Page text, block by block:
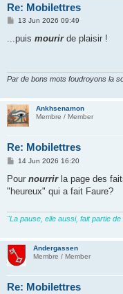
Re: Mobilettres
P
s
t
13 Jun 2026 09:49
...puis mourir de plaisir !
Par de bons mots foudroyons la
Ankhsenamon
Membre / Member
Re: Mobilettres
P
s
14 Jun 2026 16:20
Pour nourrirla page des
"heureux" qui a fait Faure?
"La pause, elle aussi, fait partie
Andergassen
Membre / Member
Re: Mobilettres